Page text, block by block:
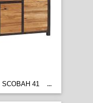
41 ...